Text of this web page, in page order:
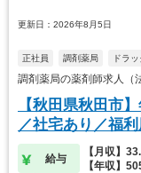
更新日：2026年8月5日
正社員 調剤薬局 ドラ
調剤薬局の薬剤師求人
【秋田県秋田市
／社宅あり／福
給与
【月収】
【年収】